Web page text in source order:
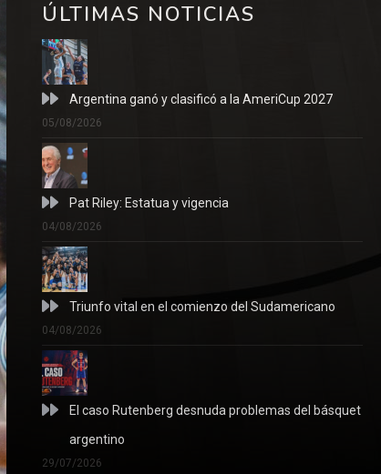
ÚLTIMAS NOTICIAS
Argentina ganó y clasificó a la AmeriCup 2027
05/08/2026
Pat Riley: Estatua y vigencia
04/08/2026
Triunfo vital en el comienzo del Sudamericano
04/08/2026
El caso Rutenberg desnuda problemas del básquet
argentino
29/07/2026